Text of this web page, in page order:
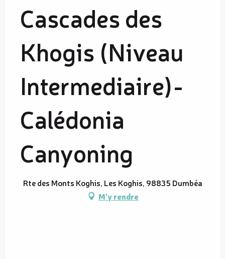
Cascades des
Khogis (Niveau
Intermediaire)-
Calédonia
Canyoning
Rte des Monts Koghis, Les Koghis, 98835 Dumbéa
M'y rendre